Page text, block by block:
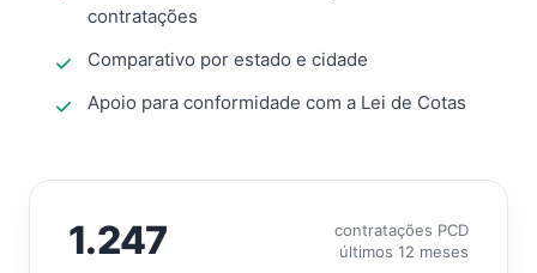
contratações
Comparativo por estado e cidade
Apoio para conformidade com a Lei de Cotas
1.247
contratações PCD
últimos 12 meses